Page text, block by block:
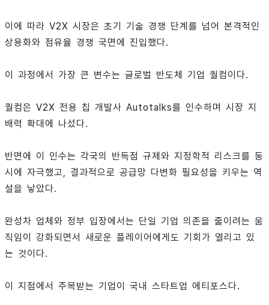
이에 따라 V2X 시장은 초기 기술 경쟁 단계를 넘어 본격적인
상용화와 점유율 경쟁 국면에 진입했다.
이 과정에서 가장 큰 변수는 글로벌 반도체 기업 퀄컴이다.
퀄컴은 V2X 전용 칩 개발사 Autotalks를 인수하며 시장 지
배력 확대에 나섰다.
반면에 이 인수는 각국의 반독점 규제와 지정학적 리스크를 동
시에 자극했고, 결과적으로 공급망 다변화 필요성을 키우는 역
설을 낳았다.
완성차 업체와 정부 입장에서는 단일 기업 의존을 줄이려는 움
직임이 강화되면서 새로운 플레이어에게도 기회가 열리고 있
는 것이다.
이 지점에서 주목받는 기업이 국내 스타트업 에티포스다.